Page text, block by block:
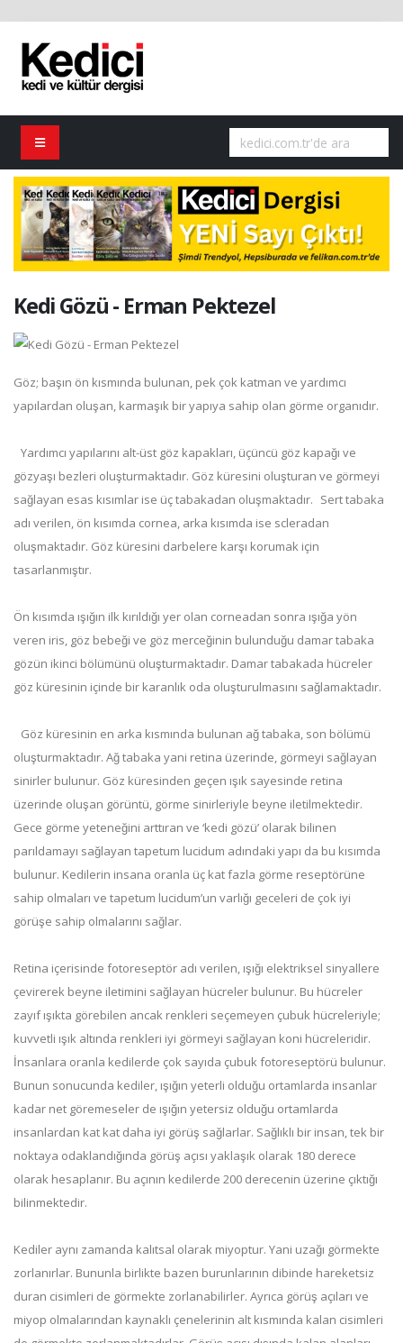
Kedi Gözü - Erman Pektezel
Göz; başın ön kısmında bulunan, pek çok katman ve yardımcı
yapılardan oluşan, karmaşık bir yapıya sahip olan görme organıdır.
Yardımcı yapılarını alt-üst göz kapakları, üçüncü göz kapağı ve
gözyaşı bezleri oluşturmaktadır. Göz küresini oluşturan ve görmeyi
sağlayan esas kısımlar ise üç tabakadan oluşmaktadır. Sert tabaka
adı verilen, ön kısımda cornea, arka kısımda ise scleradan
oluşmaktadır. Göz küresini darbelere karşı korumak için
tasarlanmıştır.
Ön kısımda ışığın ilk kırıldığı yer olan corneadan sonra ışığa yön
veren iris, göz bebeği ve göz merceğinin bulunduğu damar tabaka
gözün ikinci bölümünü oluşturmaktadır. Damar tabakada hücreler
göz küresinin içinde bir karanlık oda oluşturulmasını sağlamaktadır.
Göz küresinin en arka kısmında bulunan ağ tabaka, son bölümü
oluşturmaktadır. Ağ tabaka yani retina üzerinde, görmeyi sağlayan
sinirler bulunur. Göz küresinden geçen ışık sayesinde retina
üzerinde oluşan görüntü, görme sinirleriyle beyne iletilmektedir.
Gece görme yeteneğini arttıran ve ‘kedi gözü’ olarak bilinen
parıldamayı sağlayan tapetum lucidum adındaki yapı da bu kısımda
bulunur. Kedilerin insana oranla üç kat fazla görme reseptörüne
sahip olmaları ve tapetum lucidum’un varlığı geceleri de çok iyi
görüşe sahip olmalarını sağlar.
Retina içerisinde fotoreseptör adı verilen, ışığı elektriksel sinyallere
çevirerek beyne iletimini sağlayan hücreler bulunur. Bu hücreler
zayıf ışıkta görebilen ancak renkleri seçemeyen çubuk hücreleriyle;
kuvvetli ışık altında renkleri iyi görmeyi sağlayan koni hücreleridir.
İnsanlara oranla kedilerde çok sayıda çubuk fotoreseptörü bulunur.
Bunun sonucunda kediler, ışığın yeterli olduğu ortamlarda insanlar
kadar net göremeseler de ışığın yetersiz olduğu ortamlarda
insanlardan kat kat daha iyi görüş sağlarlar. Sağlıklı bir insan, tek bir
noktaya odaklandığında görüş açısı yaklaşık olarak 180 derece
olarak hesaplanır. Bu açının kedilerde 200 derecenin üzerine çıktığı
bilinmektedir.
Kediler aynı zamanda kalıtsal olarak miyoptur. Yani uzağı görmekte
zorlanırlar. Bununla birlikte bazen burunlarının dibinde hareketsiz
duran cisimleri de görmekte zorlanabilirler. Ayrıca görüş açıları ve
miyop olmalarından kaynaklı çenelerinin alt kısmında kalan cisimleri